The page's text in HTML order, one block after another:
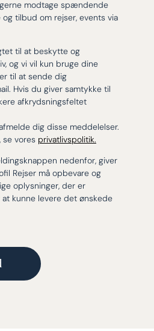
modtage spændende
tilbud om rejser, events via
til at beskytte og
og vi vil kun bruge dine
til at sende dig
Hvis du giver samtykke til
afkrydsningsfeltet
dig disse meddelelser.
se vores privatlivspolitik.
nedenfor, giver
Rejser må opbevare og
oplysninger, der er
kunne levere det ønskede